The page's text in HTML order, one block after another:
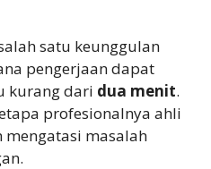
satu keunggulan
pengerjaan dapat
kurang dari dua menit.
profesionalnya ahli
masalah